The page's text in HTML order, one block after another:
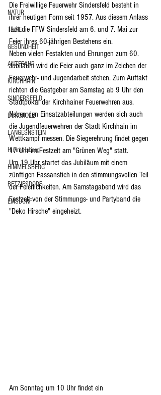
NATUR
TIERE
GESUNDHEIT
ANZEFAHR
KIRCHHAIN
SINDERSFELD
BURGHOLZ
LANGESNSTEIN
Himmelsberg
HIMMELSBERG
BETZIESDORF
EMSDORF
Die Freiwillige Feuerwehr Sindersfeld besteht in
ihrer heutigen Form seit 1957. Aus diesem Anlass
lädt die FFW Sindersfeld am 6. und 7. Mai zur
Feier ihres 60-jährigen Bestehens ein.
Neben vielen Festakten und Ehrungen zum 60.
Jubiläum wird die Feier auch ganz im Zeichen der
Feuerwehr- und Jugendarbeit stehen. Zum Auftakt
richten die Gastgeber am Samstag ab 9 Uhr den
Stadtpokal der Kirchhainer Feuerwehren aus.
Neben den Einsatzabteilungen werden sich auch
die Jugendfeuerwehren der Stadt Kirchhain im
Wettkampf messen. Die Siegerehrung findet gegen
17 Uhr im Festzelt am "Grünen Weg" statt.
Um 19 Uhr startet das Jubiläum mit einem
zünftigen Fassanstich in den stimmungsvollen Teil
der Feierlichkeiten. Am Samstagabend wird das
Festzelt von der Stimmungs- und Partyband die
"Deko Hirsche" eingeheizt.
Am Sonntag um 10 Uhr findet ein